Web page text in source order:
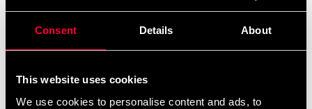
Consent Details About
This website uses cookies
We use cookies to personalise content and ads, to
800 SEK
ekskl. moms: 640.00 SEK